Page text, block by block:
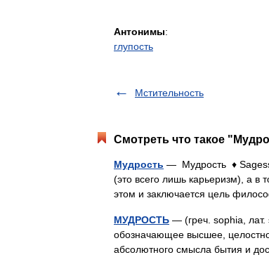
Антонимы:
глупость
Мстительность
Смотреть что такое
Мудрость — Мудрость ♦
(это всего лишь карьеризм), а в
этом и заключается цель
МУДРОСТЬ — (греч. sophia, лат.
обозначающее высшее,
абсолютного смысла бытия и